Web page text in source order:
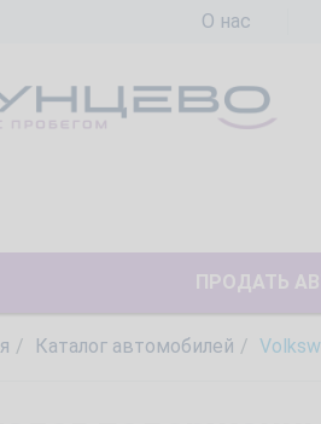
О нас
ПРОДАТЬ
Каталог автомобилей